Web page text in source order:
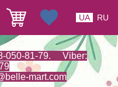
050-81-79. Viber:
mart.com
UA RU